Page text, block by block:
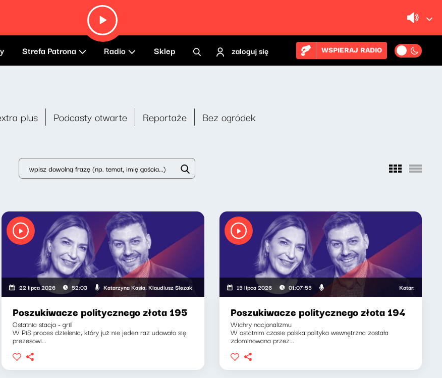
Strefa Patrona Radio Sklep zaloguj się WSPIERAJ RADIO
plus Podcasty otwarte Reportaże Bez ogródek
Klaudiusz Slezak
22 lipca 2026 52:03 Katarzyna Kasia, Klaudiusz Slezak
Poszukiwacze politycznego złota 195
Ostatnia stacja - grill
W PiS proces dzielenia, który już nie jeden raz udawało się
prezesowi...
15 lipca 2026 01:07:55 Katarzyna Kasia,
Poszukiwacze politycznego złota 194
Wichry nacjonalizmu
W ostatnim czasie polska polityka wewnętrzna została
zdominowana przez...